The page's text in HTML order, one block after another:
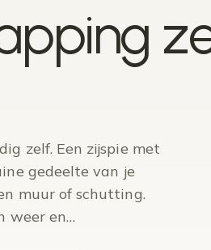
zelf. Een zijspie met
gedeelte van je
muur of schutting.
weer en…